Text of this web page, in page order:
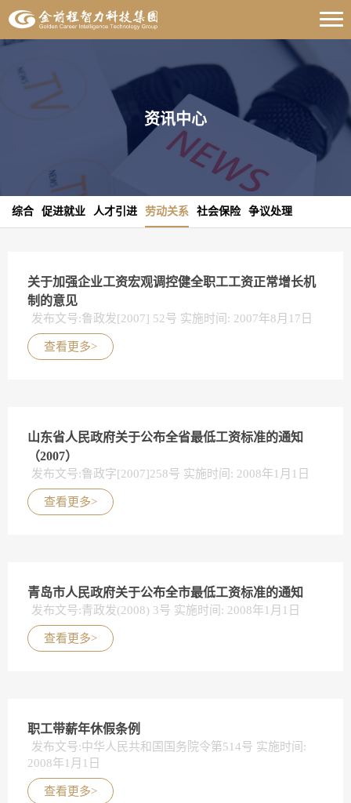
资讯中心
综合 促进就业 人才引进 劳动关系 社会保险 争议处理
关于加强企业工资宏观调控健全职工工资正常增长机
制的意见
发布文号:鲁政发[2007] 52号 实施时间: 2007年8月17日
查看更多>
山东省人民政府关于公布全省最低工资标准的通知
（2007）
发布文号:鲁政字[2007]258号 实施时间: 2008年1月1日
查看更多>
青岛市人民政府关于公布全市最低工资标准的通知
发布文号:青政发(2008) 3号 实施时间: 2008年1月1日
查看更多>
职工带薪年休假条例
发布文号:中华人民共和国国务院令第514号 实施时间:
2008年1月1日
查看更多>